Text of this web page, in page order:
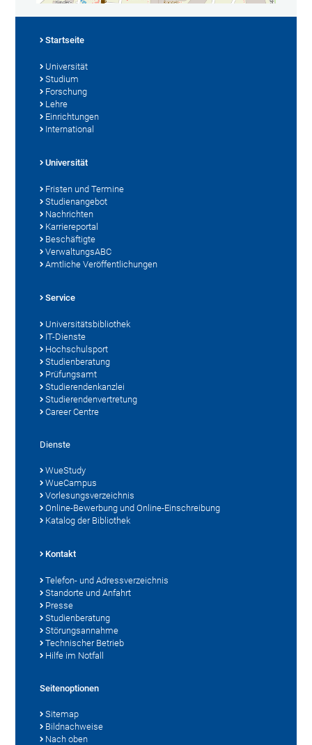
Startseite
Universität
Studium
Forschung
Lehre
Einrichtungen
International
Universität
Fristen und Termine
Studienangebot
Nachrichten
Karriereportal
Beschäftigte
VerwaltungsABC
Amtliche Veröffentlichungen
Service
Universitätsbibliothek
IT-Dienste
Hochschulsport
Studienberatung
Prüfungsamt
Studierendenkanzlei
Studierendenvertretung
Career Centre
Dienste
WueStudy
WueCampus
Vorlesungsverzeichnis
Online-Bewerbung und Online-Einschreibung
Katalog der Bibliothek
Kontakt
Telefon- und Adressverzeichnis
Standorte und Anfahrt
Presse
Studienberatung
Störungsannahme
Technischer Betrieb
Hilfe im Notfall
Seitenoptionen
Sitemap
Bildnachweise
Nach oben